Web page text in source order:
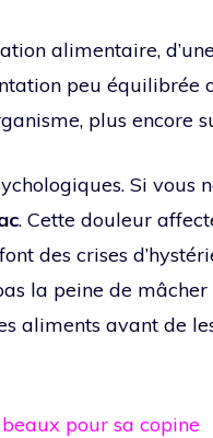
alimentaire,
peu équilibrée
plus encore
Si vous
. Cette douleur
des crises
la peine de
aliments avant de
pour sa copine